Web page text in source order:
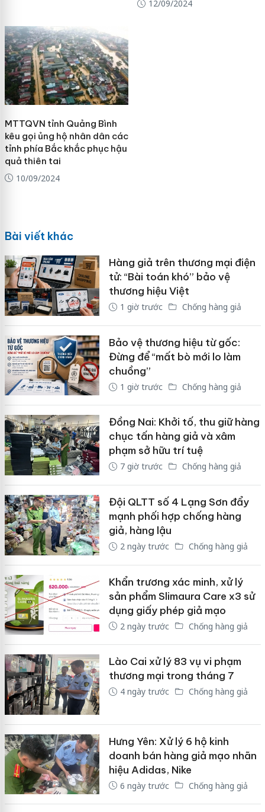
12/09/2024
MTTQVN tỉnh Quảng Bình
kêu gọi ủng hộ nhân dân các
tỉnh phía Bắc khắc phục hậu
quả thiên tai
10/09/2024
Bài viết khác
Hàng giả trên thương mại điện
tử: “Bài toán khó” bảo vệ
thương hiệu Việt
1 giờ trước Chống hàng giả
Bảo vệ thương hiệu từ gốc:
Đừng để “mất bò mới lo làm
chuồng”
1 giờ trước Chống hàng giả
Đồng Nai: Khởi tố, thu giữ hàng
chục tấn hàng giả và xâm
phạm sở hữu trí tuệ
7 giờ trước Chống hàng giả
Đội QLTT số 4 Lạng Sơn đẩy
mạnh phối hợp chống hàng
giả, hàng lậu
2 ngày trước Chống hàng giả
Khẩn trương xác minh, xử lý
sản phẩm Slimaura Care x3 sử
dụng giấy phép giả mạo
2 ngày trước Chống hàng giả
Lào Cai xử lý 83 vụ vi phạm
thương mại trong tháng 7
4 ngày trước Chống hàng giả
Hưng Yên: Xử lý 6 hộ kinh
doanh bán hàng giả mạo nhãn
hiệu Adidas, Nike
6 ngày trước Chống hàng giả